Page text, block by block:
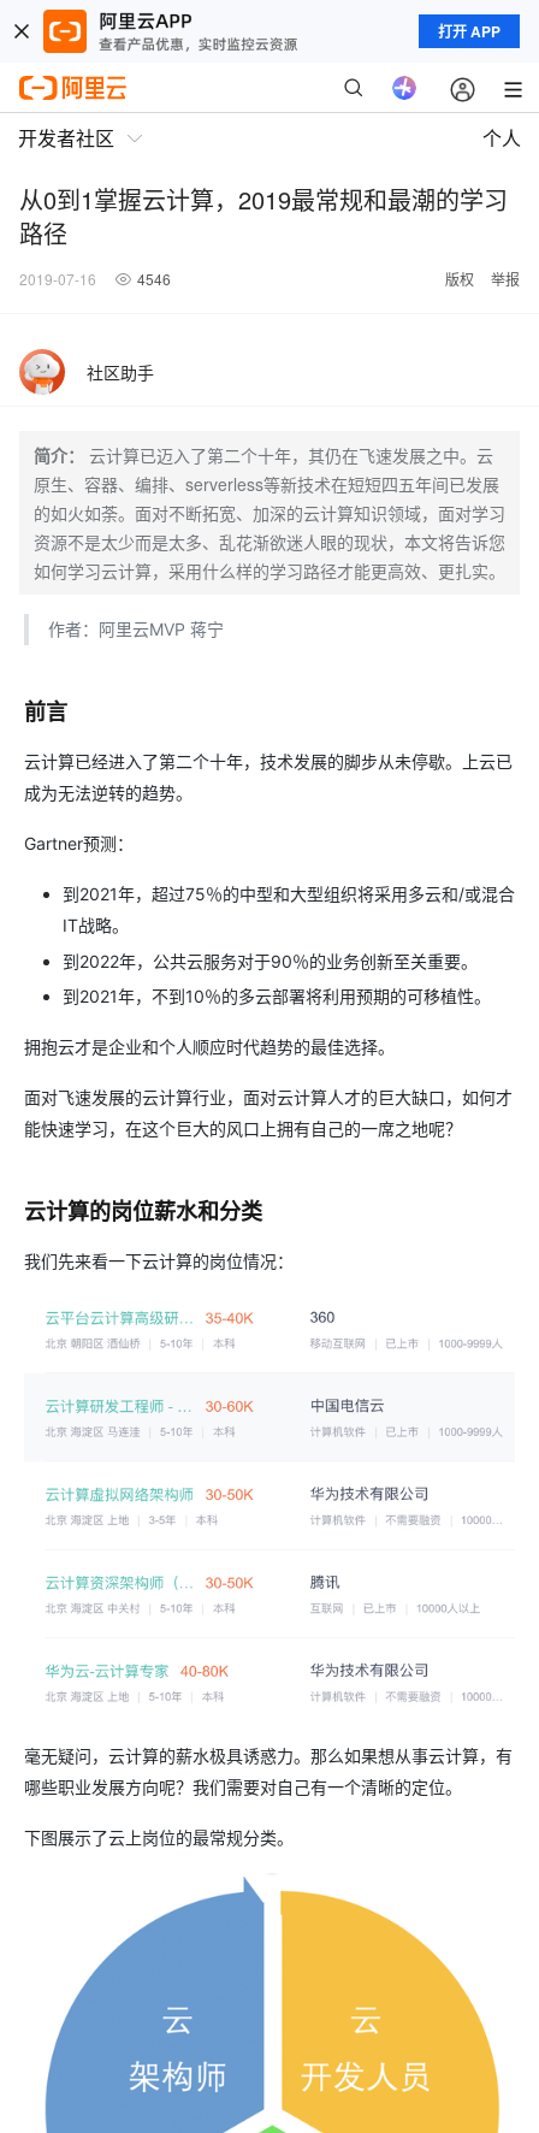
打开 APP
开发者社区 个人
从0到1掌握云计算，2019最常规和最潮的学习
路径
2019-07-16 4546 版权 举报
社区助手
简介：
云计算已迈入了第二个十年，其仍在飞速发展之中。云
原生、容器、编排、serverless等新技术在短短四五年间已发展
的如火如荼。面对不断拓宽、加深的云计算知识领域，面对学习
资源不是太少而是太多、乱花渐欲迷人眼的现状，本文将告诉您
如何学习云计算，采用什么样的学习路径才能更高效、更扎实。
作者：阿里云MVP 蒋宁
前言
云计算已经进入了第二个十年，技术发展的脚步从未停歇。上云已
成为无法逆转的趋势。
Gartner预测：
到2021年，超过75％的中型和大型组织将采用多云和/或混合
IT战略。
到2022年，公共云服务对于90％的业务创新至关重要。
到2021年，不到10％的多云部署将利用预期的可移植性。
拥抱云才是企业和个人顺应时代趋势的最佳选择。
面对飞速发展的云计算行业，面对云计算人才的巨大缺口，如何才
能快速学习，在这个巨大的风口上拥有自己的一席之地呢？
云计算的岗位薪水和分类
我们先来看一下云计算的岗位情况：
毫无疑问，云计算的薪水极具诱惑力。那么如果想从事云计算，有
哪些职业发展方向呢？我们需要对自己有一个清晰的定位。
下图展示了云上岗位的最常规分类。